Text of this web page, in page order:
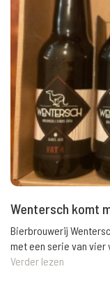
Wentersch komt
Bierbrouwerij
met een serie van
Verder lezen